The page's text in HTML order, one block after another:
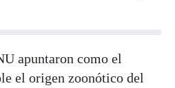
apuntaron como el
el origen zoonótico del